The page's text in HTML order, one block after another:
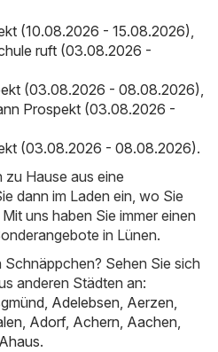
(10.08.2026 - 15.08.2026),
ruft (03.08.2026 -
(03.08.2026 - 08.08.2026),
Prospekt (03.08.2026 -
(03.08.2026 - 08.08.2026).
zu Hause aus eine
dann im Laden ein, wo Sie
uns haben Sie immer einen
in Lünen.
Sehen Sie sich
anderen Städten an:
, Adelebsen, Aerzen,
, Adorf, Achern, Aachen,
Ahaus.